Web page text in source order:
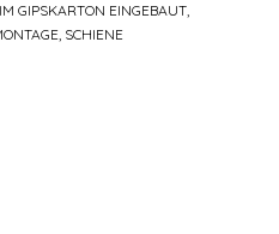
GIPSKARTON EINGEBAUT,
SCHIENE